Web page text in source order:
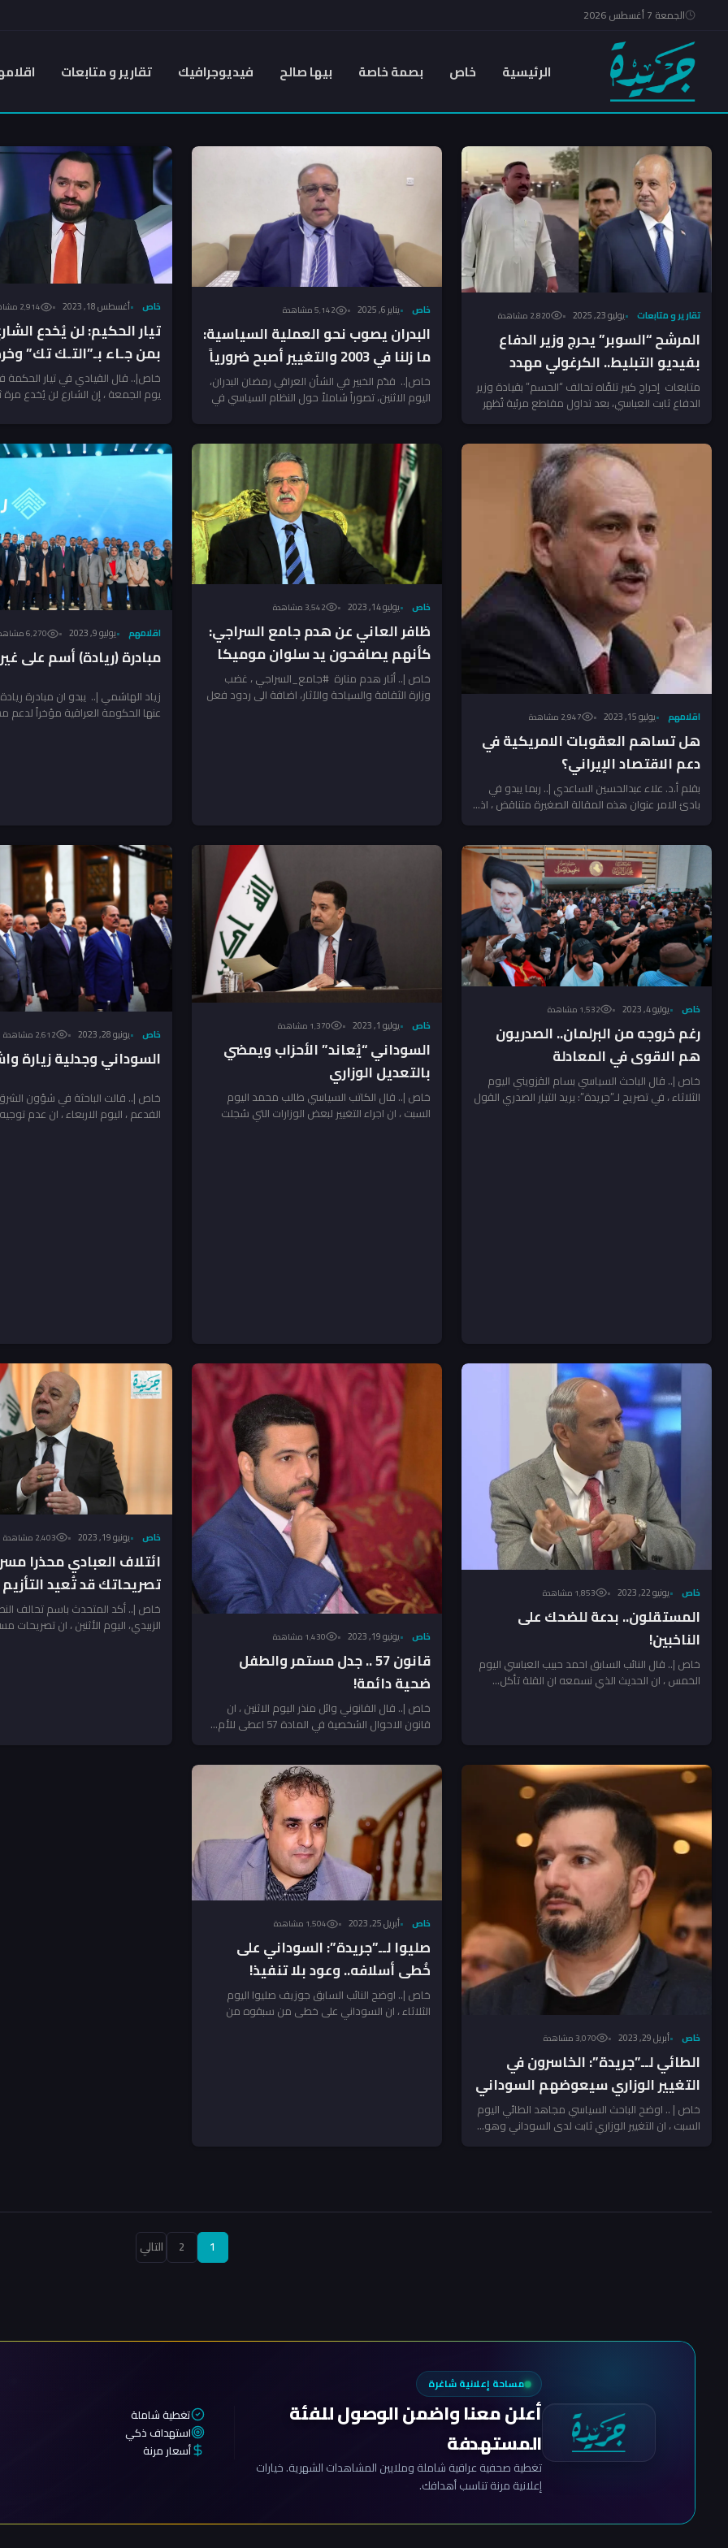
الجمعة 7 أغسطس 2026
الرئيسية خاص بصمة خاصة بيها صالح فيديوجرافيك تقارير و متابعات
تقارير و متابعات يوليو 23, 2025 2٬820 مشاهدة
المرشح “السوبر” يحرج وزير الدفاع
بفيديو التبليط.. الكرغولي مهدد
بالطرد من السباق الانتخابي!
متابعات إحراج كبير تلقّاه تحالف “الحسم” بقيادة وزير
الدفاع ثابت العباسي، بعد تداول مقاطع مرئية تُظهر
خاص يناير 6, 2025 5٬142 مشاهدة
البدران يصوب نحو العملية السياسية:
ما زلنا في 2003 والتغيير أصبح ضرورياً
خاص|.. قدّم الخبير في الشأن العراقي رمضان البدران،
اليوم الاثنين، تصوراً شاملاً حول النظام السياسي في
خاص أغسطس 18, 2023 2٬914 مشاهدة
تيار الحكيم: لن يُخدع
بمن جـاء بـ”التـك تك”
بالجكسارة!
خاص|.. قال القيادي في تيار الحكمة
يوم الجمعة ، إن الشارع لن يُخدع مرة
اقلامهم يوليو 15, 2023 2٬947 مشاهدة
هل تساهم العقوبات الامريكية في
دعم الاقتصاد الإيراني؟
بقلم أ.د. علاء عبدالحسين الساعدي |.. ربما يبدو في
بادئ الامر عنوان هذه المقالة الصغيرة متناقض ، اذ...
خاص يوليو 14, 2023 3٬542 مشاهدة
ظافر العاني عن هدم جامع السراجي:
كأنهم يصافحون يد سلوان موميكا
(صور)
خاص |.. أثار هدم منارة #جامع_السراجي ، غضب
وزارة الثقافة والسياحة والآثار، اضافة الى ردود فعل
اقلامهم يوليو 9, 2023 6٬270 مشاهدة
مبادرة (ريادة) أسم على
زياد الهاشمي |.. يبدو ان مبادرة
عنها الحكومة العراقية مؤخراً لدعم
خاص يوليو 4, 2023 1٬532 مشاهدة
رغم خروجه من البرلمان.. الصدريون
هم الاقوى في المعادلة
خاص |.. قال الباحث السياسي بسام القزويني اليوم
الثلاثاء ، في تصريح لـ”جريدة”: يريد التيار الصدري القول
خاص يوليو 1, 2023 1٬370 مشاهدة
السوداني “يُعاند” الأحزاب ويمضي
بالتعديل الوزاري
خاص |.. قال الكاتب السياسي طالب محمد اليوم
السبت ، ان اجراء التغيير لبعض الوزارات التي سُجلت
خاص يونيو 28, 2023 2٬612 مشاهدة
السوداني وجدلية زيارة
خاص |.. قالت الباحثة في شؤون
الفدعم ، اليوم الاربعاء ، ان عدم
خاص يونيو 22, 2023 1٬853 مشاهدة
المستقلون.. بدعة للضحك على
الناخبين!
خاص |.. قال النائب السابق احمد حبيب العباسي اليوم
الخمس ، ان الحديث الذي نسمعه ان القلة تأكل...
خاص يونيو 19, 2023 1٬430 مشاهدة
قانون 57 .. جدل مستمر والطفل
ضحية دائمة!
خاص |.. قال القانوني وائل منذر اليوم الاثنين ، ان
قانون الاحوال الشخصية في المادة 57 اعطى للأم...
خاص يونيو 19, 2023 2٬403 مشاهدة
ائتلاف العبادي محذرا
تصريحاتك قد تُعيد التأزيم
خاص |.. أكد المتحدث باسم تحالف
الزبيدي، اليوم الأثنين ، ان تصريحات
خاص أبريل 29, 2023 3٬070 مشاهدة
الطائي لــ”جريدة”: الخاسرون في
التغيير الوزاري سيعوضهم السوداني
عبر هذا الطريق
خاص | .. اوضح الباحث السياسي مجاهد الطائي اليوم
السبت ، ان التغيير الوزاري ثابت لدى السوداني وهو...
خاص أبريل 25, 2023 1٬504 مشاهدة
صليوا لــ”جريدة”: السوداني على
خُطى أسلافه.. وعود بلا تنفيذ!
خاص |.. اوضح النائب السابق جوزيف صليوا اليوم
الثلاثاء ، ان السوداني على خطى من سبقوه من
تعدد
1
2 التالي
مساحة إعلانية شاغرة
أعلن معنا واضمن الوصول للفئة
المستهدفة
تغطية صحفية عراقية شاملة وملايين المشاهدات الشهرية. خيارات
إعلانية مرنة تناسب أهدافك.
تغطية شاملة
استهداف ذكي
أسعار مرنة